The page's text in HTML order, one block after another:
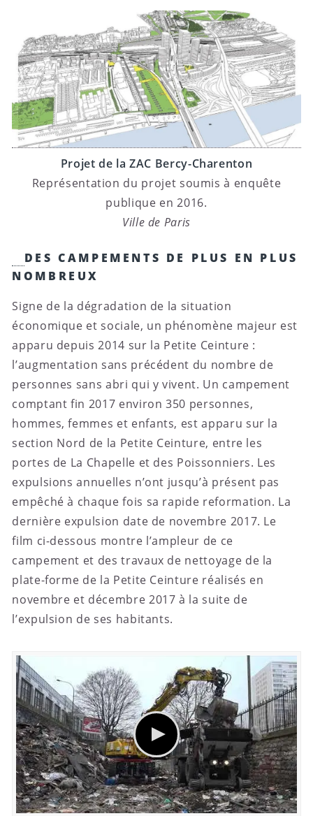
Projet de la ZAC Bercy-Charenton
Représentation du projet soumis à enquête
publique en 2016.
Ville de Paris
DES CAMPEMENTS DE PLUS EN PLUS
NOMBREUX
Signe de la dégradation de la situation
économique et sociale, un phénomène majeur est
apparu depuis 2014 sur la Petite Ceinture :
l’augmentation sans précédent du nombre de
personnes sans abri qui y vivent. Un campement
comptant fin 2017 environ 350 personnes,
hommes, femmes et enfants, est apparu sur la
section Nord de la Petite Ceinture, entre les
portes de La Chapelle et des Poissonniers. Les
expulsions annuelles n’ont jusqu’à présent pas
empêché à chaque fois sa rapide reformation. La
dernière expulsion date de novembre 2017. Le
film ci-dessous montre l’ampleur de ce
campement et des travaux de nettoyage de la
plate-forme de la Petite Ceinture réalisés en
novembre et décembre 2017 à la suite de
l’expulsion de ses habitants.